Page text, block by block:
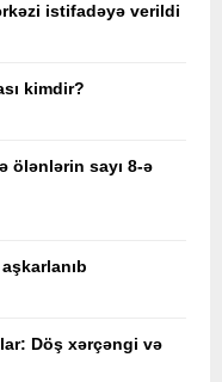
istifadəyə verildi
kimdir?
ölənlərin sayı 8-ə
Döş xərçəngi və